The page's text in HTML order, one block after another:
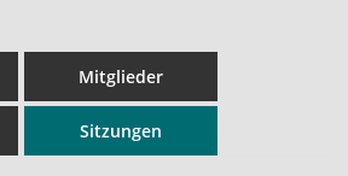
Mitglieder
Sitzungen